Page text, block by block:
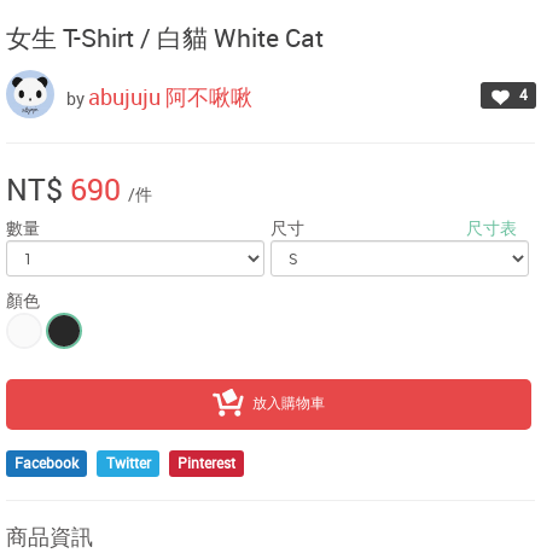
女生 T-Shirt / 白貓 White Cat
4
by abujuju 阿不啾啾
NT$ 690 /件
數量
尺寸 尺寸表
顏色
放入購物車
Facebook Twitter Pinterest
商品資訊